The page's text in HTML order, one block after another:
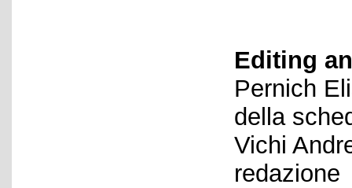
Editing
Pernich
della
Vichi
redazione